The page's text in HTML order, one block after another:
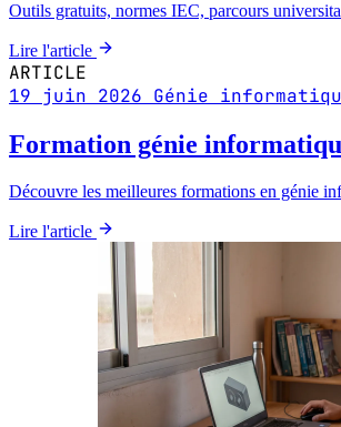
Outils gratuits, normes IEC, parcours
Lire l'article
ARTICLE
19 juin 2026 Génie
Formation génie
Découvre les meilleures formations en génie
Lire l'article